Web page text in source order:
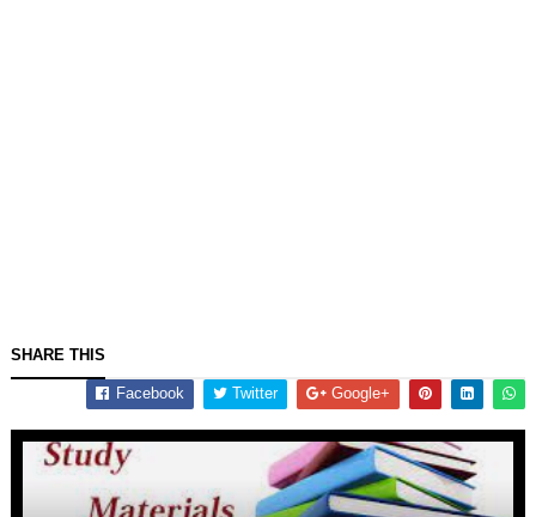
SHARE THIS
Facebook Twitter Google+